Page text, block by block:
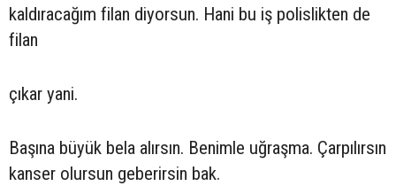
kaldıracağım filan diyorsun. Hani bu iş polislikten de
filan
çıkar yani.
Başına büyük bela alırsın. Benimle uğraşma. Çarpılırsın
kanser olursun geberirsin bak.